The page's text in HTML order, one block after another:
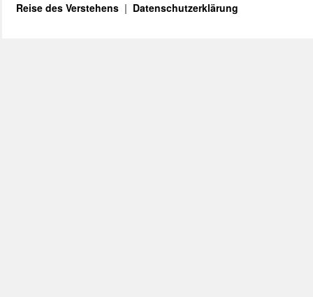
Reise des Verstehens Datenschutzerklärung